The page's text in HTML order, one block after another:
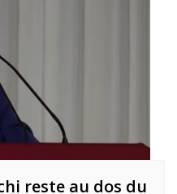
reste au dos du